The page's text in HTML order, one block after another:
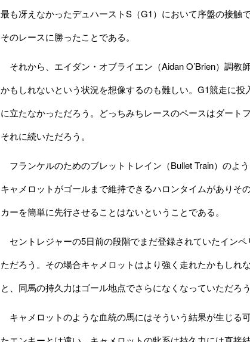
最も冴えなかったデュハーストS（G1）において序盤の接触
そのレースに勝ったことである。
それから、エイダン・オブライエン（Aidan O’Brien）調
かもしれないという状況を想像するのも難しい。G1競走に
に立たなかっただろう。どっちみちレースのペースはダート
それに続いただろう。
フランケルのためのブレットトレイン（Bullet Train）のよ
キャメロットがゴールまで維持できるハロンタイムがあり
カーを簡単に先行させることはないということである。
セントレジャーの5日前の段階でまだ登録されていたイン
ただろう。その場合キャメロットはより強く走れたかもしれ
と、同馬の持久力はゴール地点でさらになくなっていただろ
キャメロットのような血統の馬にはそういう結果が生じる